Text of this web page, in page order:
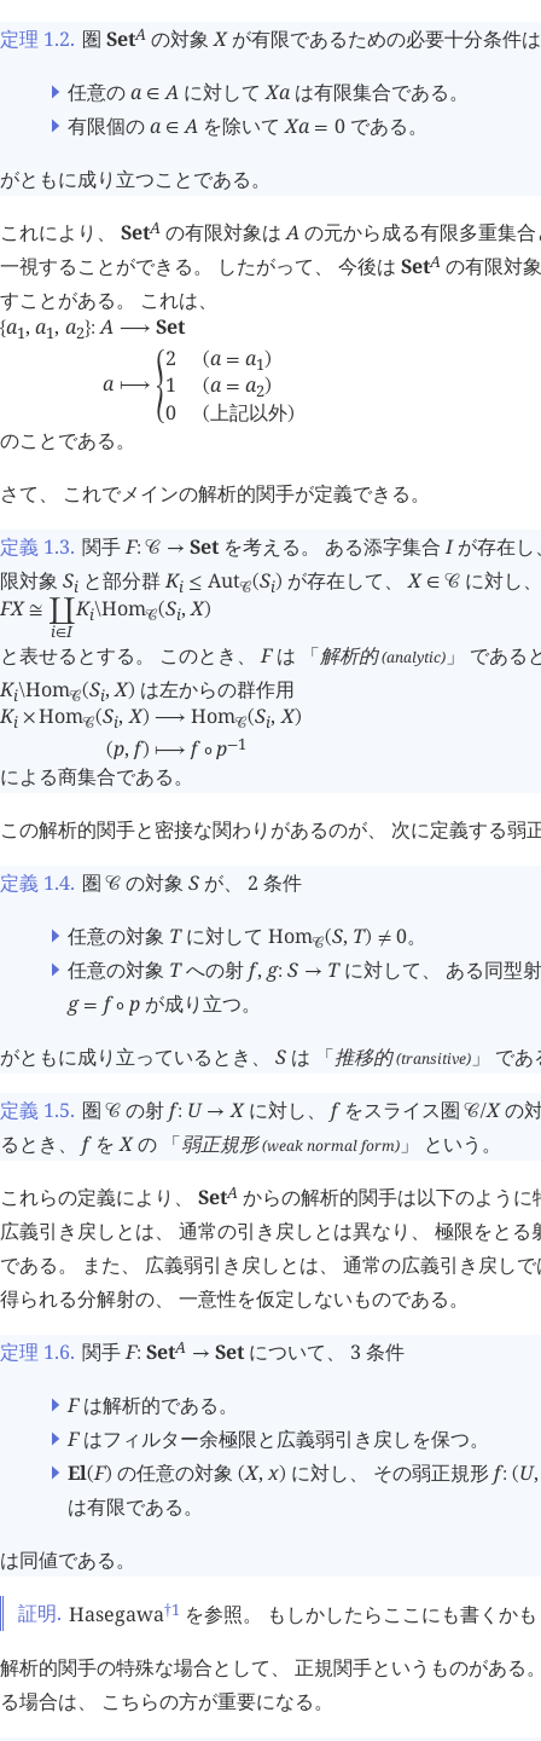
定理 1.2. 圏 SetA の対象Xが有限であるための必要十分条件
任意のa ∈ Aに対してXaは有限集合である。
有限個のa ∈ Aを除いてXa = 0である。
がともに成り立つことである。
これにより、 SetA の有限対象はAの元から成る有限多重集
一視することができる。 したがって、 今後は SetA の有限対
すことがある。 これは、
{a1, a1, a2}: A ⟶ Set
a ⟼ 󰁴
2 (a = a1)
1 (a = a2)
0 (上記以外)
のことである。
さて、 これでメインの解析的関手が定義できる。
定義 1.3. 関手F: 󰒚 → Setを考える。 ある添字集合Iが存在
限対象 Si と部分群Ki ≤ Aut󰒚(Si) が存在して、X ∈ 󰒚に対し、
FX ≅ 󰄘
i∈I
Ki\Hom󰒚(Si, X)
と表せるとする。 このとき、Fは 「解析的(analytic) 」 である
Ki\Hom󰒚(Si, X) は左からの群作用
Ki × Hom󰒚(Si, X) ⟶ Hom󰒚(Si, X)
(p, f ) ⟼ f ∘ p−1
による商集合である。
この解析的関手と密接な関わりがあるのが、 次に定義する弱
定義 1.4. 圏󰒚 の対象 S が、 2 条件
任意の対象 Tに対して Hom󰒚(S, T) ≠ 0。
任意の対象 Tへの射f, g: S → Tに対して、 ある同型
g = f ∘ pが成り立つ。
がともに成り立っているとき、 S は 「推移的(transitive) 」 で
定義 1.5. 圏󰒚 の射f: U → Xに対し、 fをスライス圏󰒚/Xの
るとき、 fをXの 「弱正規形(weak normal form)」 という。
これらの定義により、 SetA からの解析的関手は以下のよう
広義引き戻しとは、 通常の引き戻しとは異なり、 極限をと
である。 また、 広義弱引き戻しとは、 通常の広義引き戻し
得られる分解射の、 一意性を仮定しないものである。
定理 1.6. 関手F: SetA → Setについて、 3 条件
Fは解析的である。
Fはフィルター余極限と広義弱引き戻しを保つ。
El(F) の任意の対象 (X, x) に対し、 その弱正規形f: ( U,
は有限である。
は同値である。
証明. Hasegawa†1 を参照。 もしかしたらここにも書くか
解析的関手の特殊な場合として、 正規関手というものがある
る場合は、 こちらの方が重要になる。